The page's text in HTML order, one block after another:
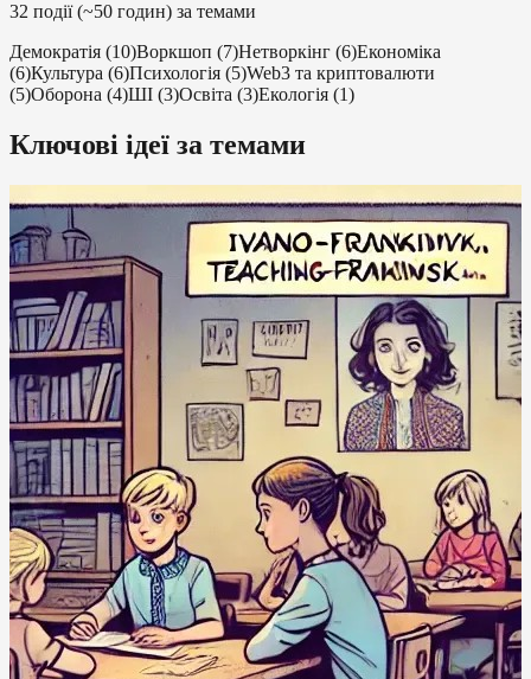
32 події (~50 годин) за темами
Демократія (10)Воркшоп (7)Нетворкінг (6)Економіка
(6)Культура (6)Психологія (5)Web3 та криптовалюти
(5)Оборона (4)ШІ (3)Освіта (3)Екологія (1)
Ключові ідеї за темами